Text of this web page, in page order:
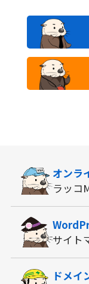
オンラ
ラッコ
サイト
ドメイ